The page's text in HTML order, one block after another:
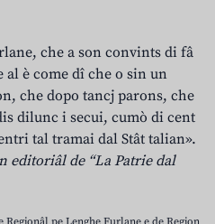
che a son convints di fâ
è come dî che o sin un
che dopo tancj parons, che
dilunc i secui, cumò di cent
tal tramai dal Stât talian».
editoriâl de “La Patrie dal